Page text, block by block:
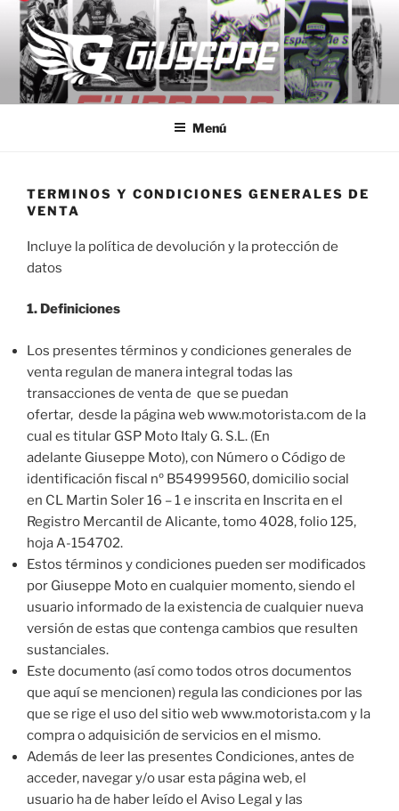
Saltar
contenido
GIUSEPPE MOTO
Monos de competición a medida
Menú
TERMINOS Y CONDICIONES GENERALES DE
VENTA
Incluye la política de devolución y la protección de
datos
1. Definiciones
Los presentes términos y condiciones generales de
venta regulan de manera integral todas las
transacciones de venta de que se puedan
ofertar, desde la página web www.motorista.com de la
cual es titular GSP Moto Italy G. S.L. (En
adelante Giuseppe Moto), con Número o Código de
identificación fiscal nº B54999560, domicilio social
en CL Martin Soler 16 – 1 e inscrita en Inscrita en el
Registro Mercantil de Alicante, tomo 4028, folio 125,
hoja A-154702.
Estos términos y condiciones pueden ser modificados
por Giuseppe Moto en cualquier momento, siendo el
usuario informado de la existencia de cualquier nueva
versión de estas que contenga cambios que resulten
sustanciales.
Este documento (así como todos otros documentos
que aquí se mencionen) regula las condiciones por las
que se rige el uso del sitio web www.motorista.com y la
compra o adquisición de servicios en el mismo.
Además de leer las presentes Condiciones, antes de
acceder, navegar y/o usar esta página web, el
usuario ha de haber leído el Aviso Legal y las